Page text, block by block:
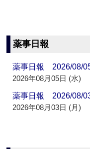
薬事日報
薬事日報 2026/08/
2026年08月05日 (水)
薬事日報 2026/08/
2026年08月03日 (月)